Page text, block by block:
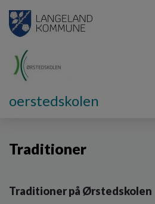
oerstedskolen
Traditioner
Traditioner på Ørstedskolen